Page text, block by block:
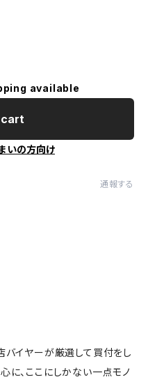
available
いの方向け
通報する
バイヤーが厳選して買付をし
に、ここにしかない一点モノ